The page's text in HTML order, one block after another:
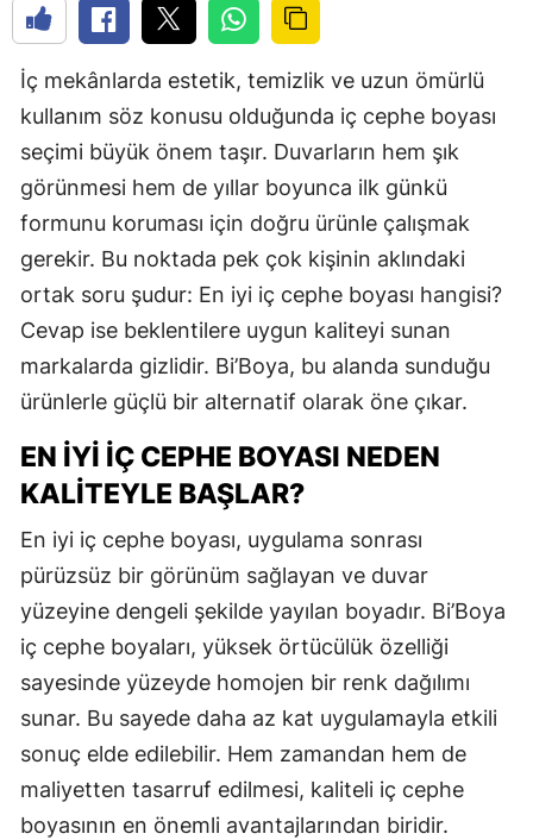
İç mekânlarda estetik, temizlik ve uzun ömürlü
kullanım söz konusu olduğunda iç cephe boyası
seçimi büyük önem taşır. Duvarların hem şık
görünmesi hem de yıllar boyunca ilk günkü
formunu koruması için doğru ürünle çalışmak
gerekir. Bu noktada pek çok kişinin aklındaki
ortak soru şudur: En iyi iç cephe boyası hangisi?
Cevap ise beklentilere uygun kaliteyi sunan
markalarda gizlidir. Bi’Boya, bu alanda sunduğu
ürünlerle güçlü bir alternatif olarak öne çıkar.
EN İYI İÇ CEPHE BOYASI NEDEN
KALITEYLE BAŞLAR?
En iyi iç cephe boyası, uygulama sonrası
pürüzsüz bir görünüm sağlayan ve duvar
yüzeyine dengeli şekilde yayılan boyadır. Bi’Boya
iç cephe boyaları, yüksek örtücülük özelliği
sayesinde yüzeyde homojen bir renk dağılımı
sunar. Bu sayede daha az kat uygulamayla etkili
sonuç elde edilebilir. Hem zamandan hem de
maliyetten tasarruf edilmesi, kaliteli iç cephe
boyasının en önemli avantajlarından biridir.